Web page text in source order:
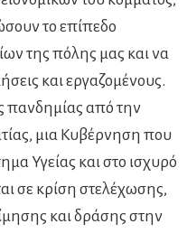
το επίπεδο
της πόλης μας και να
και εργαζομένους.
πανδημίας από την
μια Κυβέρνηση που
Υγείας και στο ισχυρό
σε κρίση στελέχωσης,
και δράσης στην